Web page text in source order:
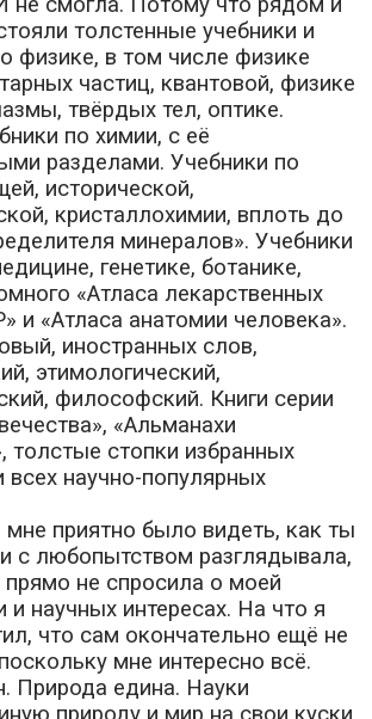
толстенные учебники и
физике, в том числе физике
частиц, квантовой, физике
твёрдых тел, оптике.
по химии, с её
разделами. Учебники по
исторической,
кристаллохимии, вплоть до
минералов». Учебники
генетике, ботанике,
«Атласа лекарственных
и «Атласа анатомии человека».
иностранных слов,
этимологический,
философский. Книги серии
«Альманахи
толстые стопки избранных
всех научно-популярных
приятно было видеть, как ты
с любопытством разглядывала,
прямо не спросила о моей
и научных интересах. На что я
что сам окончательно ещё не
мне интересно всё.
едина. Науки